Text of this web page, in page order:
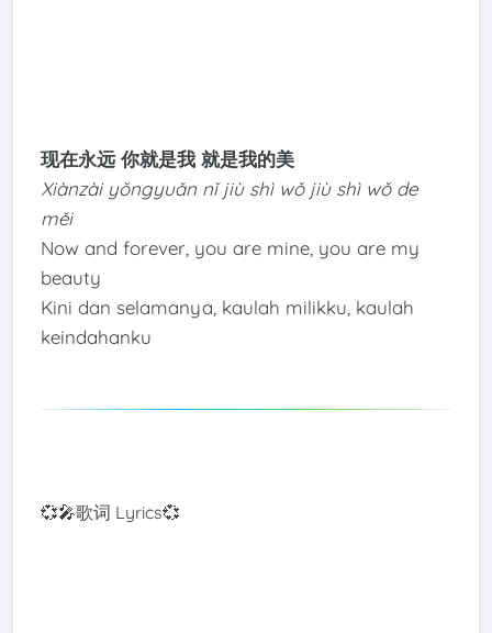
现在永远 你就是我 就是我的美
Xiànzài yǒngyuǎn nǐ jiù shì wǒ jiù shì wǒ de
měi
Now and forever, you are mine, you are my
beauty
Kini dan selamanya, kaulah milikku, kaulah
keindahanku
💞🎤歌词 Lyrics💞